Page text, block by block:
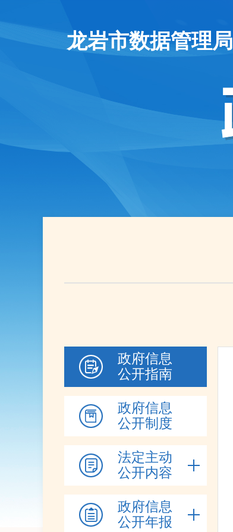
龙岩市数据管理局
政府信息
公开指南
政府信息
公开制度
法定主动
公开内容
政府信息
公开年报